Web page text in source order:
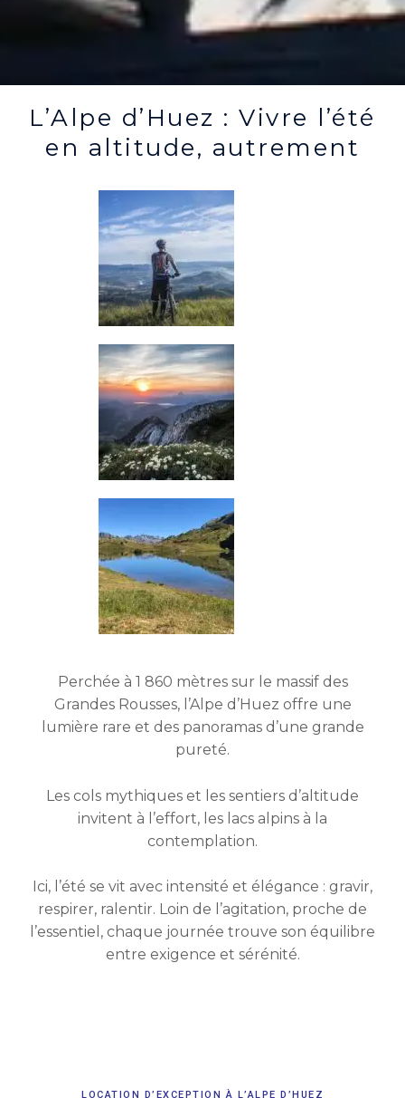
L’Alpe d’Huez : Vivre l’été
en altitude, autrement
Perchée à 1 860 mètres sur le massif des
Grandes Rousses, l’Alpe d’Huez offre une
lumière rare et des panoramas d’une grande
pureté.
Les cols mythiques et les sentiers d’altitude
invitent à l’effort, les lacs alpins à la
contemplation.
Ici, l’été se vit avec intensité et élégance : gravir,
respirer, ralentir. Loin de l’agitation, proche de
l’essentiel, chaque journée trouve son équilibre
entre exigence et sérénité.
LOCATION D’EXCEPTION À L’ALPE D’HUEZ